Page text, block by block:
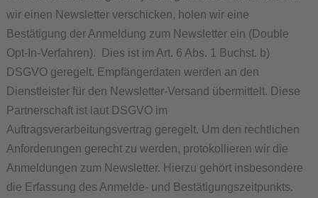
wir einen Newsletter verschicken, holen wir eine
Bestätigung der Anmeldung zum Newsletter ein (Double
Opt-In-Verfahren). Dies ist im Art. 6 Abs. 1 Buchst. b)
DSGVO geregelt. Empfängerdaten werden an den
Dienstleister für den Newsletter-Versand übermittelt. Diese
Partnerschaft ist laut DSGVO im
Auftragsverarbeitungsvertrag geregelt. Um den rechtlichen
Anforderungen gerecht zu werden, protokollieren wir die
Anmeldungen zum Newsletter. Hierzu gehört insbesondere
die Erfassung des Anmelde- und Bestätigungszeitpunkts.